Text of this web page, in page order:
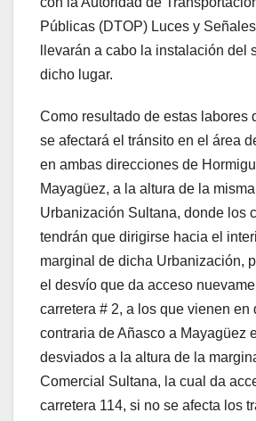
Públicas (DTOP) Luces y
llevarán a cabo la instalación del
dicho lugar.
Como resultado de estas labores
se afectará el tránsito en el área
en ambas direcciones de
Mayagüez, a la altura de la
Urbanización Sultana, donde los
tendrán que dirigirse hacia el
marginal de dicha Urbanización,
el desvío que da acceso
carretera # 2, a los que vienen en
contraria de Añasco a Mayagüez
desviados a la altura de la
Comercial Sultana, la cual da
carretera 114, si no se afecta los